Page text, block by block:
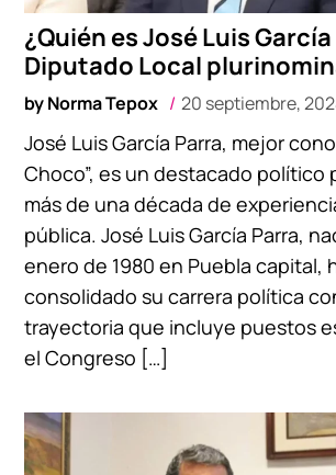
¿Quién es José Luis
Diputado Local
byNorma Tepox 20 septiembre,
José Luis García Parra, mejor
Choco”, es un destacado político
más de una década de
pública. José Luis García Parra,
enero de 1980 en Puebla capital,
consolidado su carrera política
trayectoria que incluye puestos
el Congreso […]